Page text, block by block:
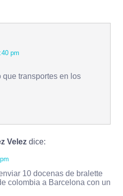
pm
transportes en los
Velez dice:
10 docenas de bralette
colombia a Barcelona con un